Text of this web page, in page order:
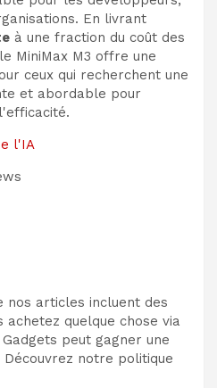
En livrant
à une fraction du coût des
MiniMax M3 offre une
ceux qui recherchent une
et abordable pour
l'IA
nos articles incluent des
achetez quelque chose via
peut gagner une
notre politique